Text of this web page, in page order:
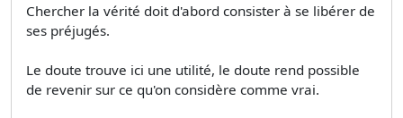
Chercher la vérité doit d'abord consister à se libérer de
ses préjugés.
Le doute trouve ici une utilité, le doute rend possible
de revenir sur ce qu'on considère comme vrai.